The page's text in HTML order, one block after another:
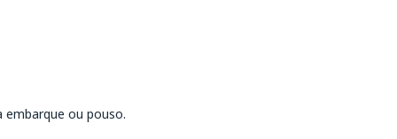
ou pouso.